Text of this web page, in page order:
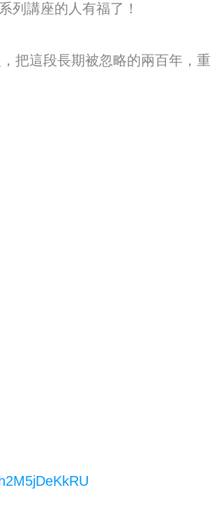
列講座的人有福了！
把這段長期被忽略的兩百年，